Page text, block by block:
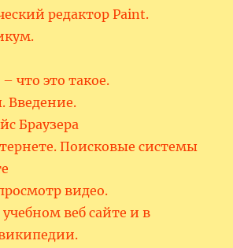
редактор Paint.
что это такое.
Введение.
Браузера
Поисковые системы
видео.
веб сайте и в